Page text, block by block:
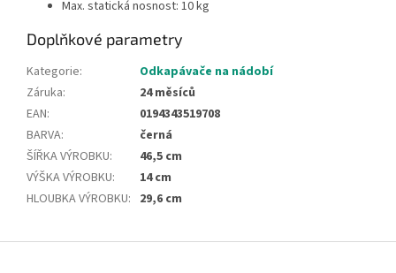
Max. statická nosnost: 10 kg
Doplňkové parametry
Kategorie:
Odkapávače na nádobí
Záruka:
24 měsíců
EAN:
0194343519708
BARVA:
černá
ŠÍŘKA VÝROBKU:
46,5 cm
VÝŠKA VÝROBKU:
14 cm
HLOUBKA VÝROBKU: 29,6 cm